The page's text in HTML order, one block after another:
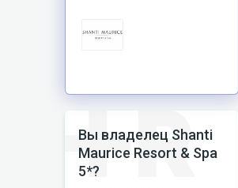
Вы владелец Shanti
Maurice Resort & Spa
5*?